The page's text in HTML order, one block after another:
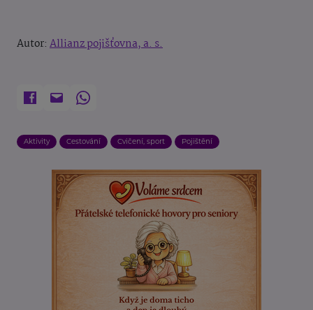
Autor: Allianz pojišťovna, a. s.
Aktivity Cestování Cvičení, sport Pojištění